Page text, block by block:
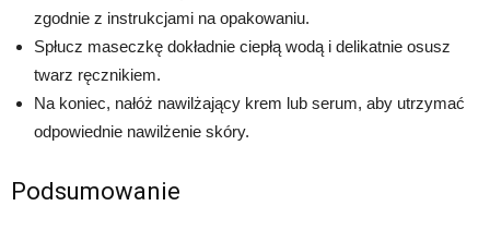
zgodnie z instrukcjami na opakowaniu.
Spłucz maseczkę dokładnie ciepłą wodą i delikatnie osusz
twarz ręcznikiem.
Na koniec, nałóż nawilżający krem lub serum, aby utrzymać
odpowiednie nawilżenie skóry.
Podsumowanie